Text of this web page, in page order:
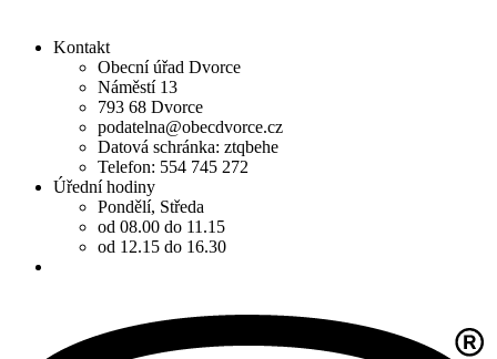
Kontakt
Obecní úřad Dvorce
Náměstí 13
793 68 Dvorce
podatelna@obecdvorce.cz
Datová schránka: ztqbehe
Telefon: 554 745 272
Úřední hodiny
Pondělí, Středa
od 08.00 do 11.15
od 12.15 do 16.30